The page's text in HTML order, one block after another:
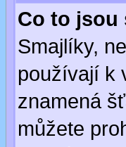
Co to jsou
Smajlíky,
používají k
znamená
můžete